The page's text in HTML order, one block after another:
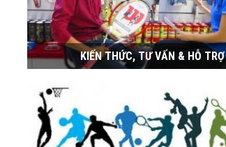
KIẾN THỨC, TƯ VẤN & HỖ TRỢ